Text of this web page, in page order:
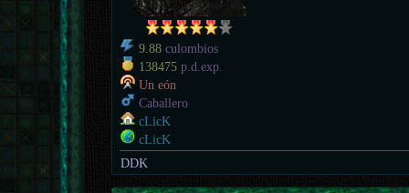
9.88 culombios
138475 p.d.exp.
Un eón
Caballero
cLicK
cLicK
DDK